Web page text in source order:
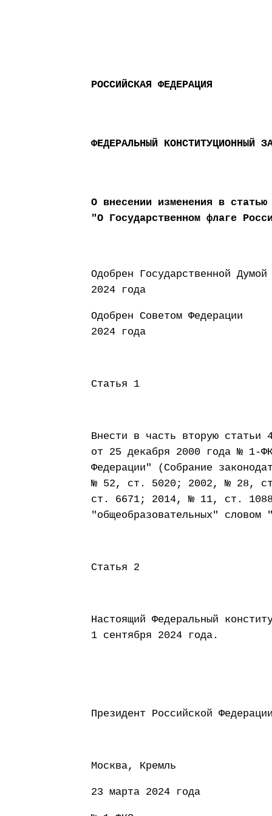
РОССИЙСКАЯ ФЕДЕРАЦИЯ
ФЕДЕРАЛЬНЫЙ КОНСТИТУЦИОННЫЙ
О внесении изменения в статью
"О Государственном флаге
Одобрен
2024 года
Одобрен
2024 года
Статья 1
Внести в часть вторую статьи
от 25 декабря 2000 года № 1-
Федерации" (Собрание
№ 52, ст. 5020; 2002, № 28,
ст. 6671; 2014, № 11, ст.
"общеобразовательных" словом
Статья 2
Настоящий Федеральный
1 сентября 2024 года.
Президент
Москва, Кремль
23 марта 2024 года